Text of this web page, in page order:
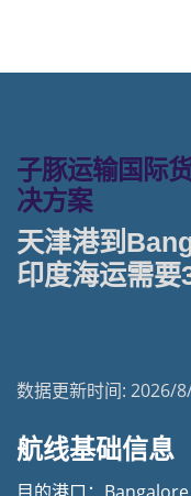
子豚运输国际
决方案
天津港到
印度海运需要
数据更新时间: 2026/
航线基础信息